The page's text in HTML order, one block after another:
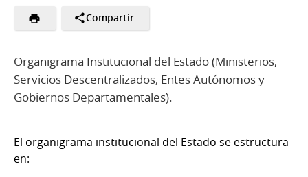
Compartir
Organigrama Institucional del Estado (Ministerios,
Servicios Descentralizados, Entes Autónomos y
Gobiernos Departamentales).
El organigrama institucional del Estado se estructura
en: